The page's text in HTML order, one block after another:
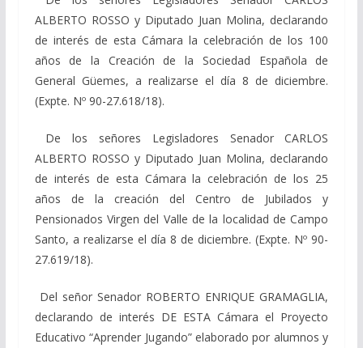
ALBERTO ROSSO y Diputado Juan Molina, declarando
de interés de esta Cámara la celebración de los 100
años de la Creación de la Sociedad Española de
General Güemes, a realizarse el día 8 de diciembre.
(Expte. Nº 90-27.618/18).
De los señores Legisladores Senador CARLOS
ALBERTO ROSSO y Diputado Juan Molina, declarando
de interés de esta Cámara la celebración de los 25
años de la creación del Centro de Jubilados y
Pensionados Virgen del Valle de la localidad de Campo
Santo, a realizarse el día 8 de diciembre. (Expte. Nº 90-
27.619/18).
Del señor Senador ROBERTO ENRIQUE GRAMAGLIA,
declarando de interés DE ESTA Cámara el Proyecto
Educativo “Aprender Jugando” elaborado por alumnos y